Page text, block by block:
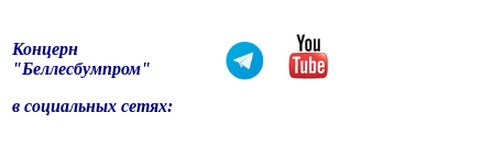
Концерн
"Беллесбумпром"
в социальных сетях: